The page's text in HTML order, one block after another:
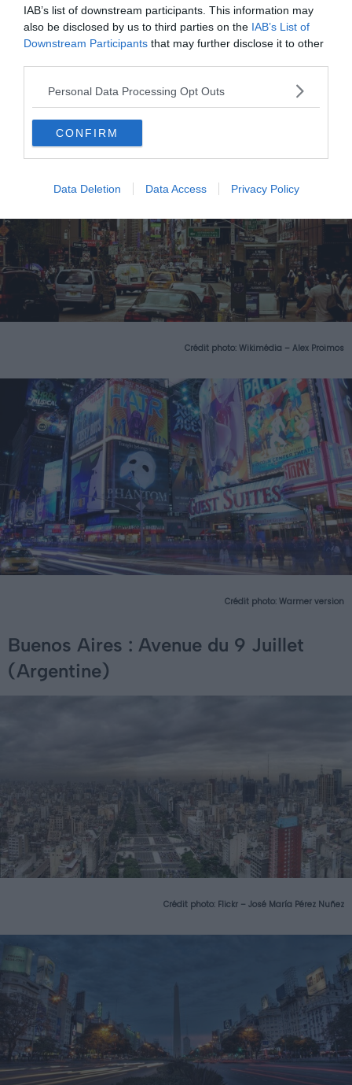
IAB’s list of downstream participants. This information may
also be disclosed by us to third parties on the IAB’s List of
Downstream Participants that may further disclose it to other
Personal Data Processing Opt Outs
CONFIRM
Data Deletion Data Access Privacy Policy
Crédit photo:Pixabay – Cegoh
New York : Broadway (Etats-Unis)
Crédit photo: Wikimédia – Alex Proimos
Crédit photo: Warmer version
Buenos Aires : Avenue du 9 Juillet
(Argentine)
Crédit photo: Flickr – José María Pérez Nuñez